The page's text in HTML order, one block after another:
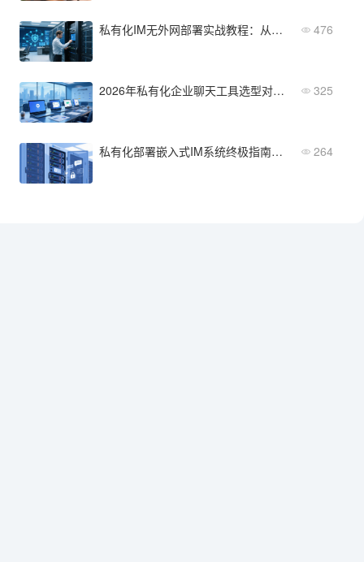
私有化IM无外网部署实战教程：从零搭建企业级安全通讯环境 476
2026年私有化企业聊天工具选型对比：四大主流方案深度评测 325
私有化部署嵌入式IM系统终极指南：从技术选型到企业级实施全解析 264